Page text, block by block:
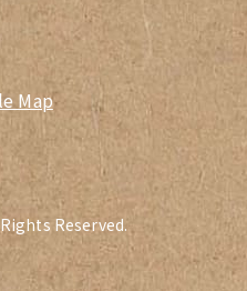
Map
Reserved.